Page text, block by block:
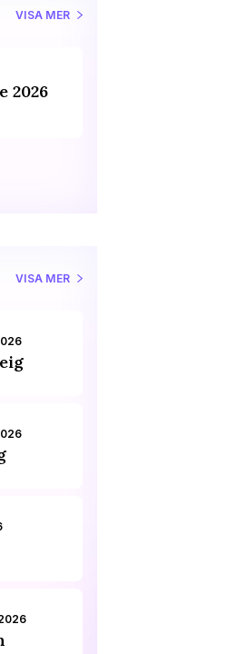
VISA MER
2026
VISA MER